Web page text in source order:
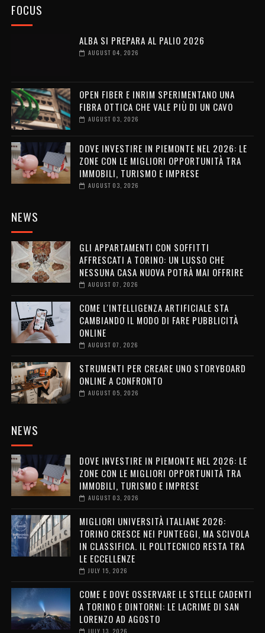
FOCUS
ALBA SI PREPARA AL PALIO 2026
AUGUST 04, 2026
OPEN FIBER E INRIM SPERIMENTANO UNA
FIBRA OTTICA CHE VALE PIÙ DI UN CAVO
AUGUST 03, 2026
DOVE INVESTIRE IN PIEMONTE NEL 2026: LE
ZONE CON LE MIGLIORI OPPORTUNITÀ TRA
IMMOBILI, TURISMO E IMPRESE
AUGUST 03, 2026
NEWS
GLI APPARTAMENTI CON SOFFITTI
AFFRESCATI A TORINO: UN LUSSO CHE
NESSUNA CASA NUOVA POTRÀ MAI OFFRIRE
AUGUST 07, 2026
COME L'INTELLIGENZA ARTIFICIALE STA
CAMBIANDO IL MODO DI FARE PUBBLICITÀ
ONLINE
AUGUST 07, 2026
STRUMENTI PER CREARE UNO STORYBOARD
ONLINE A CONFRONTO
AUGUST 05, 2026
NEWS
DOVE INVESTIRE IN PIEMONTE NEL 2026: LE
ZONE CON LE MIGLIORI OPPORTUNITÀ TRA
IMMOBILI, TURISMO E IMPRESE
AUGUST 03, 2026
MIGLIORI UNIVERSITÀ ITALIANE 2026:
TORINO CRESCE NEI PUNTEGGI, MA SCIVOLA
IN CLASSIFICA. IL POLITECNICO RESTA TRA
LE ECCELLENZE
JULY 15, 2026
COME E DOVE OSSERVARE LE STELLE CADENTI
A TORINO E DINTORNI: LE LACRIME DI SAN
LORENZO AD AGOSTO
JULY 13, 2026